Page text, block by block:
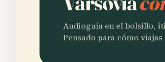
Audioguía en el bolsillo,
Pensado para cómo viajas